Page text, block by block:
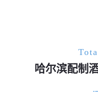
哈尔滨配制